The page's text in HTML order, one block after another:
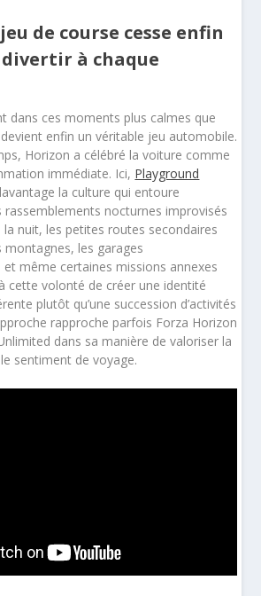
de course cesse enfin
à chaque
dans ces moments plus calmes que
enfin un véritable jeu automobile.
Horizon a célébré la voiture comme
immédiate. Ici, Playground
la culture qui entoure
rassemblements nocturnes improvisés
la nuit, les petites routes secondaires
montagnes, les garages
et même certaines missions annexes
cette volonté de créer une identité
plutôt qu’une succession d’activités
rapproche parfois Forza Horizon
dans sa manière de valoriser la
sentiment de voyage.